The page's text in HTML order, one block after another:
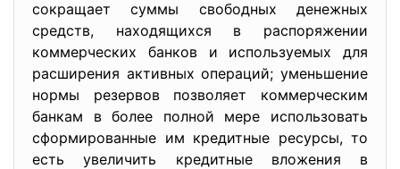
сокращает суммы свободных денежных
средств, находящихся в распоряжении
коммерческих банков и используемых для
расширения активных операций; уменьшение
нормы резервов позволяет коммерческим
банкам в более полной мере использовать
сформированные им кредитные ресурсы, то
есть увеличить кредитные вложения в